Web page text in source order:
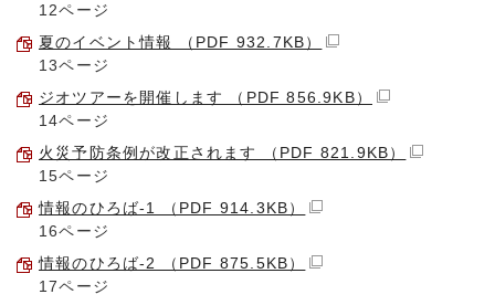
12ページ
夏のイベント情報 （PDF 932.7KB）
13ページ
ジオツアーを開催します （PDF 856.9KB）
14ページ
火災予防条例が改正されます （PDF 821.9KB）
15ページ
情報のひろば-1 （PDF 914.3KB）
16ページ
情報のひろば-2 （PDF 875.5KB）
17ページ